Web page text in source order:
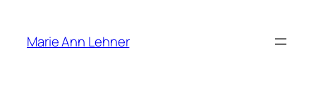
springen
Marie Ann Lehner